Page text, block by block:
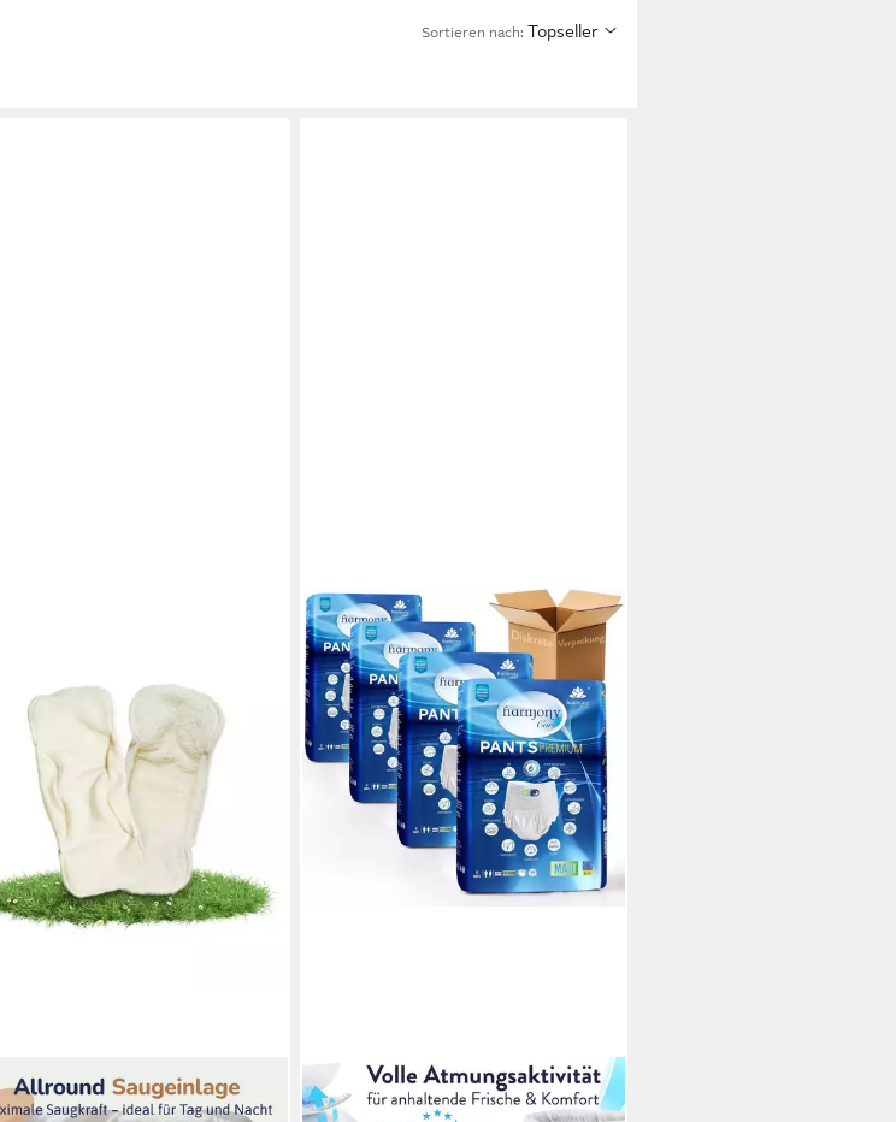
Sortieren nach: Topseller